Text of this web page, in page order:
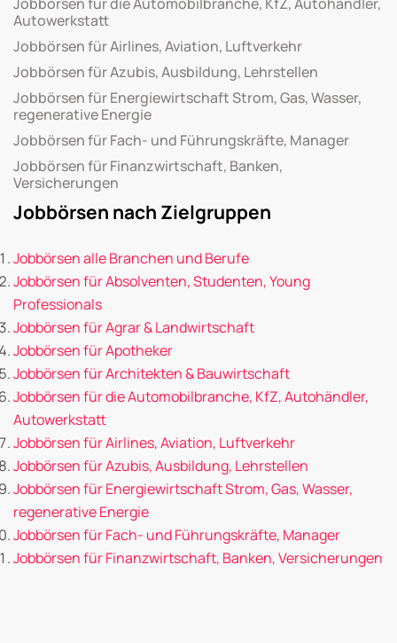
Autowerkstatt
Jobbörsen für Airlines, Aviation, Luftverkehr
Jobbörsen für Azubis, Ausbildung, Lehrstellen
Jobbörsen für Energiewirtschaft Strom, Gas, Wasser,
regenerative Energie
Jobbörsen für Fach- und Führungskräfte, Manager
Jobbörsen für Finanzwirtschaft, Banken,
Versicherungen
Jobbörsen nach Zielgruppen
Jobbörsen alle Branchen und Berufe
Jobbörsen für Absolventen, Studenten, Young
Professionals
Jobbörsen für Agrar & Landwirtschaft
Jobbörsen für Apotheker
Jobbörsen für Architekten & Bauwirtschaft
Jobbörsen für die Automobilbranche, KfZ, Autohändler,
Autowerkstatt
Jobbörsen für Airlines, Aviation, Luftverkehr
Jobbörsen für Azubis, Ausbildung, Lehrstellen
Jobbörsen für Energiewirtschaft Strom, Gas, Wasser,
regenerative Energie
Jobbörsen für Fach- und Führungskräfte, Manager
Jobbörsen für Finanzwirtschaft, Banken, Versicherungen